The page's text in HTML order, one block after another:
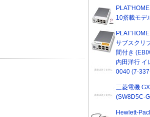
10搭載モデ
サブスクリ
間付き
内田洋行 イ
0040 (7-
三菱電機
(SW8D5C-
Hewlett-